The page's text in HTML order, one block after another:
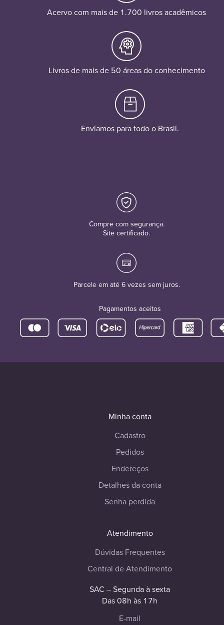
Acervo com mais de 1.700 livros acadêmicos
Livros de mais de 50 áreas do conhecimento
Enviamos para todo o Brasil.
Compre com segurança.
Site certificado.
Parcele em até 6 vezes sem juros.
Pagamentos aceitos
Minha conta
Cadastro
Pedidos
Endereços
Detalhes da conta
Senha perdida
Atendimento
Dúvidas Frequentes
Central de Atendimento
SAC – Segunda à sexta
Das 08h às 17h
E-mail